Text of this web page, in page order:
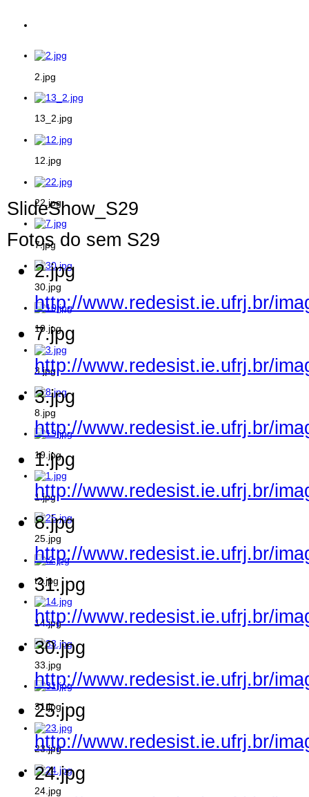
2.jpg
13_2.jpg
12.jpg
22.jpg
7.jpg
30.jpg
10.jpg
3.jpg
8.jpg
19.jpg
1.jpg
25.jpg
t2.jpg
14.jpg
33.jpg
31.jpg
23.jpg
24.jpg
SlideShow_S29
Fotos do sem S29
2.jpg
http://www.redesist.ie.ufrj.br/
7.jpg
http://www.redesist.ie.ufrj.br/
3.jpg
http://www.redesist.ie.ufrj.br/
1.jpg
http://www.redesist.ie.ufrj.br/
8.jpg
http://www.redesist.ie.ufrj.br/
31.jpg
http://www.redesist.ie.ufrj.br/
30.jpg
http://www.redesist.ie.ufrj.br/
25.jpg
http://www.redesist.ie.ufrj.br/
24.jpg